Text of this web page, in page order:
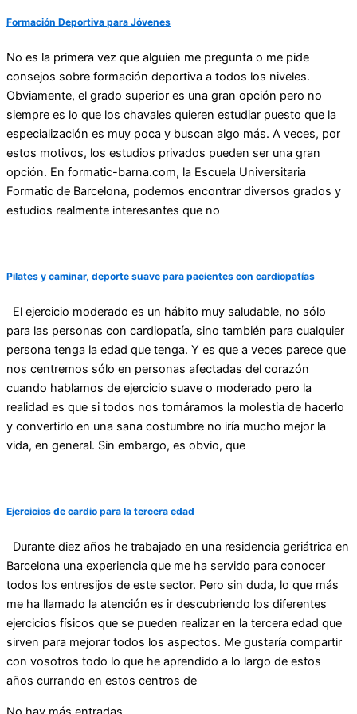
Formación Deportiva para Jóvenes
No es la primera vez que alguien me pregunta o me pide
consejos sobre formación deportiva a todos los niveles.
Obviamente, el grado superior es una gran opción pero no
siempre es lo que los chavales quieren estudiar puesto que la
especialización es muy poca y buscan algo más. A veces, por
estos motivos, los estudios privados pueden ser una gran
opción. En formatic-barna.com, la Escuela Universitaria
Formatic de Barcelona, podemos encontrar diversos grados y
estudios realmente interesantes que no
Pilates y caminar, deporte suave para pacientes con cardiopatías
El ejercicio moderado es un hábito muy saludable, no sólo
para las personas con cardiopatía, sino también para cualquier
persona tenga la edad que tenga. Y es que a veces parece que
nos centremos sólo en personas afectadas del corazón
cuando hablamos de ejercicio suave o moderado pero la
realidad es que si todos nos tomáramos la molestia de hacerlo
y convertirlo en una sana costumbre no iría mucho mejor la
vida, en general. Sin embargo, es obvio, que
Ejercicios de cardio para la tercera edad
Durante diez años he trabajado en una residencia geriátrica en
Barcelona una experiencia que me ha servido para conocer
todos los entresijos de este sector. Pero sin duda, lo que más
me ha llamado la atención es ir descubriendo los diferentes
ejercicios físicos que se pueden realizar en la tercera edad que
sirven para mejorar todos los aspectos. Me gustaría compartir
con vosotros todo lo que he aprendido a lo largo de estos
años currando en estos centros de